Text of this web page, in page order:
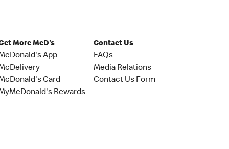
More McD's
App
Card
Rewards
Contact Us
FAQs
Media Relations
Contact Us Form